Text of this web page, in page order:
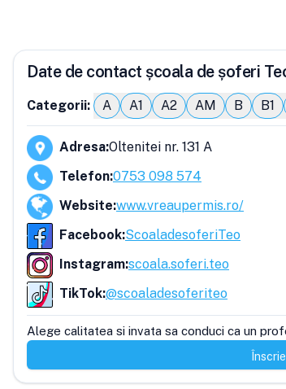
Date de contact școala de șoferi
Categorii: A A1 A2 AM B B1
Adresa:Oltenitei nr. 131 A
Telefon:0753 098 574
Website:www.vreaupermis.ro/
Facebook:ScoaladesoferiTeo
Instagram:scoala.soferi.teo
TikTok:@scoaladesoferiteo
Alege calitatea si invata sa conduci ca un